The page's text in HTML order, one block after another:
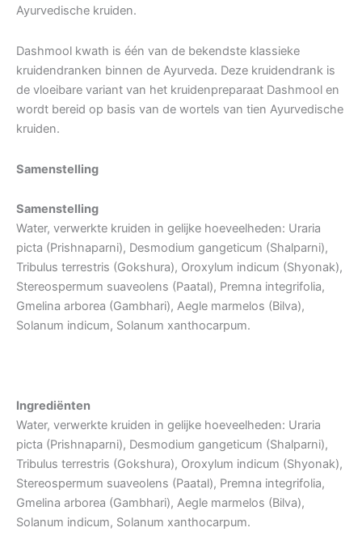
Ayurvedische kruiden.
Dashmool kwath is één van de bekendste klassieke
kruidendranken binnen de Ayurveda. Deze kruidendrank is
de vloeibare variant van het kruidenpreparaat Dashmool en
wordt bereid op basis van de wortels van tien Ayurvedische
kruiden.
Samenstelling
Samenstelling
Water, verwerkte kruiden in gelijke hoeveelheden: Uraria
picta (Prishnaparni), Desmodium gangeticum (Shalparni),
Tribulus terrestris (Gokshura), Oroxylum indicum (Shyonak),
Stereospermum suaveolens (Paatal), Premna integrifolia,
Gmelina arborea (Gambhari), Aegle marmelos (Bilva),
Solanum indicum, Solanum xanthocarpum.
Ingrediënten
Water, verwerkte kruiden in gelijke hoeveelheden: Uraria
picta (Prishnaparni), Desmodium gangeticum (Shalparni),
Tribulus terrestris (Gokshura), Oroxylum indicum (Shyonak),
Stereospermum suaveolens (Paatal), Premna integrifolia,
Gmelina arborea (Gambhari), Aegle marmelos (Bilva),
Solanum indicum, Solanum xanthocarpum.